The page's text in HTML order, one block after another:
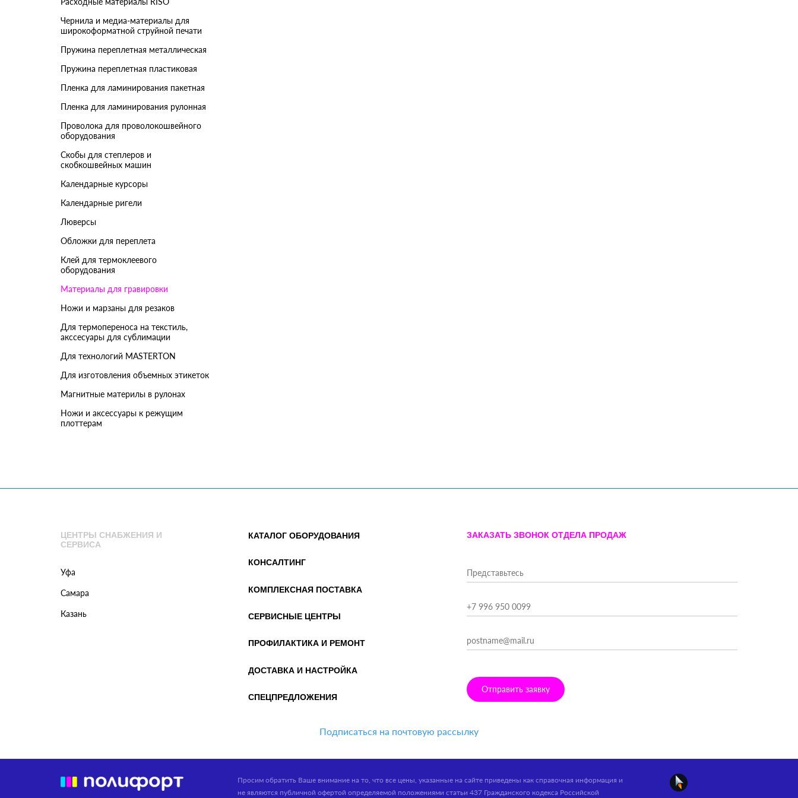
Чернила и медиа-материалы для
широкоформатной струйной печати
Пружина переплетная металлическая
Пружина переплетная пластиковая
Пленка для ламинирования пакетная
Пленка для ламинирования рулонная
Проволока для проволокошвейного
оборудования
Скобы для степлеров и
скобкошвейных машин
Календарные курсоры
Календарные ригели
Люверсы
Обложки для переплета
Клей для термоклеевого
оборудования
Материалы для гравировки
Ножи и марзаны для резаков
Для термопереноса на текстиль,
акссесуары для сублимации
Для технологий MASTERTON
Для изготовления объемных этикеток
Магнитные материлы в рулонах
Ножи и аксессуары к режущим
плоттерам
ЦЕНТРЫ СНАБЖЕНИЯ И
СЕРВИСА
Уфа
Самара
Казань
КАТАЛОГ ОБОРУДОВАНИЯ
КОНСАЛТИНГ
КОМПЛЕКСНАЯ ПОСТАВКА
СЕРВИСНЫЕ ЦЕНТРЫ
ПРОФИЛАКТИКА И РЕМОНТ
ДОСТАВКА И НАСТРОЙКА
СПЕЦПРЕДЛОЖЕНИЯ
ЗАКАЗАТЬ ЗВОНОК ОТДЕЛА ПРОДАЖ
Отправить заявку
Подписаться на почтовую рассылку
Просим обратить Ваше внимание на то, что все цены, указанные на сайте приведены как справочная информация и
не являются публичной офертой определяемой положениями статьи 437 Гражданского кодекса Российской